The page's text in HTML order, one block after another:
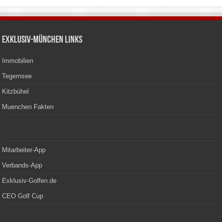
Exklusiv-München Links
Immobilien
Tegernsee
Kitzbühel
Muenchen Fakten
Mitarbeiter-App
Verbands-App
Exklusiv-Golfen.de
CEO Golf Cup